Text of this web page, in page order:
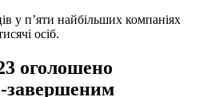
у п’яти найбільших компаніях
осіб.
оголошено
завершеним